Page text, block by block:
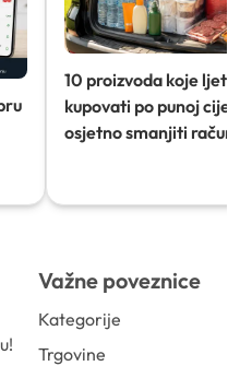
10 proizvoda koje ljeti
kupovati po punoj
osjetno smanjiti račun)
Važne poveznice
Kategorije
Trgovine